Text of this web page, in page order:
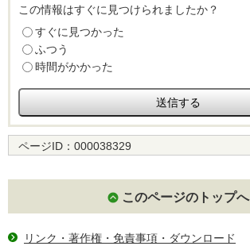
この情報はすぐに見つけられましたか？
すぐに見つかった
ふつう
時間がかかった
ページID： 000038329
このページのトップへ
リンク・著作権・免責事項・ダウンロード